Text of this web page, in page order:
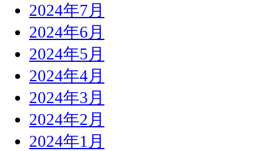
2024年7月
2024年6月
2024年5月
2024年4月
2024年3月
2024年2月
2024年1月